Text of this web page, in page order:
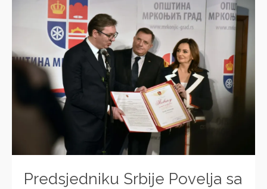
Predsjedniku Srbije Povelja sa